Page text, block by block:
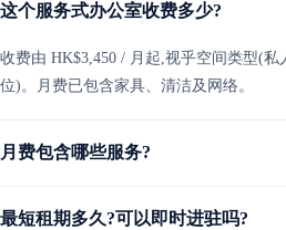
这个服务式办公室收费多少?
收费由 HK$3,450 / 月起,视乎空间类型(
位)。月费已包含家具、清洁及网络。
月费包含哪些服务?
最短租期多久?可以即时进驻吗?